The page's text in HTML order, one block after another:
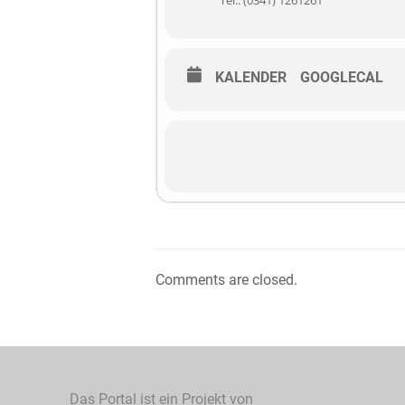
KALENDER GOOGLECAL
Comments are closed.
Das Portal ist ein Projekt von